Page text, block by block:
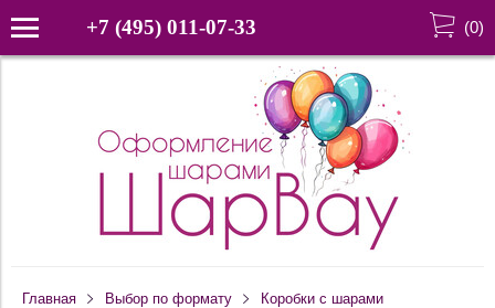
+7 (495) 011-07-33 (0)
Главная Выбор по формату
Коробки с шарами